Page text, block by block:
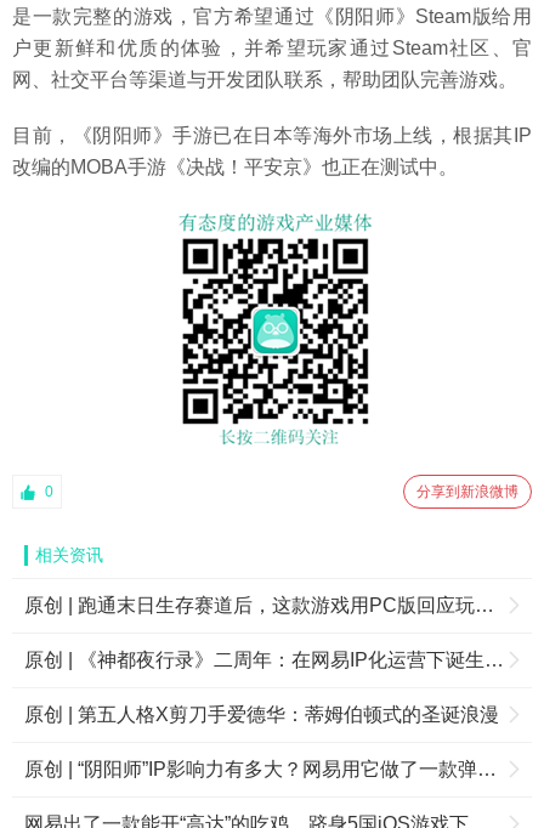
是一款完整的游戏，官方希望通过《阴阳师》Steam版给用
户更新鲜和优质的体验，并希望玩家通过Steam社区、官
网、社交平台等渠道与开发团队联系，帮助团队完善游戏。
目前，《阴阳师》手游已在日本等海外市场上线，根据其IP
改编的MOBA手游《决战！平安京》也正在测试中。
0 分享到新浪微博
相关资讯
原创 | 跑通末日生存赛道后，这款游戏用PC版回应玩家的呼声
原创 | 《神都夜行录》二周年：在网易IP化运营下诞生的“国风”品牌
原创 | 第五人格X剪刀手爱德华：蒂姆伯顿式的圣诞浪漫
原创 | “阴阳师”IP影响力有多大？网易用它做了一款弹珠游戏，TapTap评分高达9.8分
网易出了一款能开“高达”的吃鸡，跻身5国iOS游戏下载榜Top10、TapTap8.8分 | 一周游戏看点